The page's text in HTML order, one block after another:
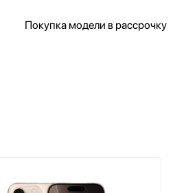
Покупка модели в рассрочку